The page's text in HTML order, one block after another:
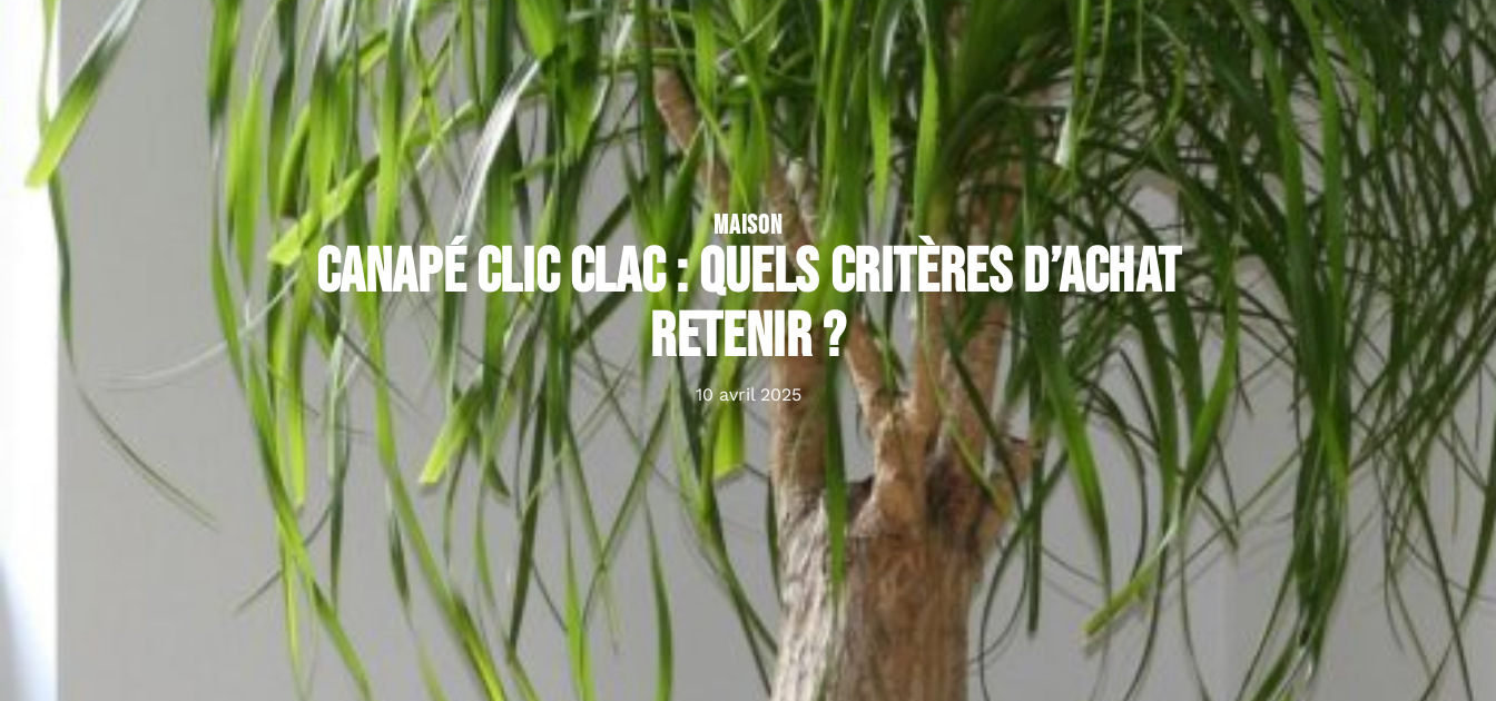
MAISON
Canapé clic clac : quels critères d’achat
retenir ?
10 avril 2025